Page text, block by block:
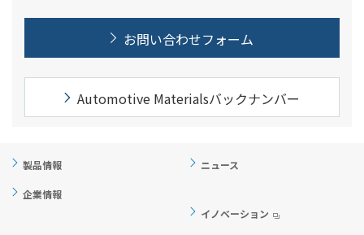
お問い合わせフォーム
Automotive Materialsバックナンバー
製品情報 ニュース
企業情報
イノベーション